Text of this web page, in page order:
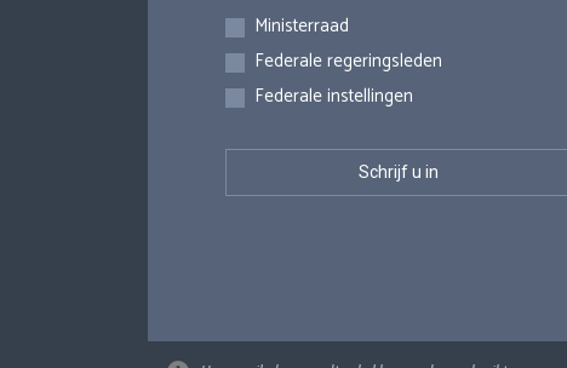
Inschrijvingen
Ministerraad
Federale regeringsleden
Federale instellingen